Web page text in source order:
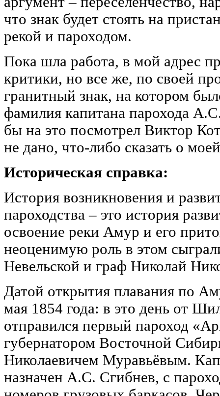
что знак будет стоять на
рекой и пароходом.
Пока шла работа, в мой адрес
критики, но все же, по своей
гранитный знак, на котором
фамилия капитана парохода
бы на это посмотрел Виктор
не дано, что-либо сказать о
Историческая справка:
История возникновения и
пароходства – это история
освоение реки Амур и его
неоценимую роль в этом
Невельской и граф Николай
Датой открытия плавания по
мая 1854 года: в это день от
отправился первый пароход
губернатором Восточной
Николаевичем Муравьёвым.
назначен А.С. Сгибнев, с